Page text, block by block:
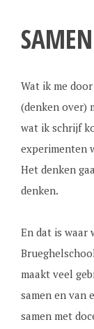
SAMEN
Wat ik me
(denken over)
wat ik schrijf
experimenten
Het denken
denken.
En dat is waar
maakt veel
samen en van
samen met